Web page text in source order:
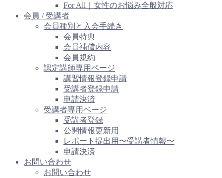
For All｜女性のお悩み全般対応
会員 / 受講者
会員種別と入会手続き
会員特典
会員補償内容
会員規約
認定講師専用ページ
講習情報登録申請
受講者登録申請
申請決済
受講者専用ページ
受講者登録
公開情報更新用
レポート提出用〜受講者情報〜
申請決済
お問い合わせ
お問い合わせ